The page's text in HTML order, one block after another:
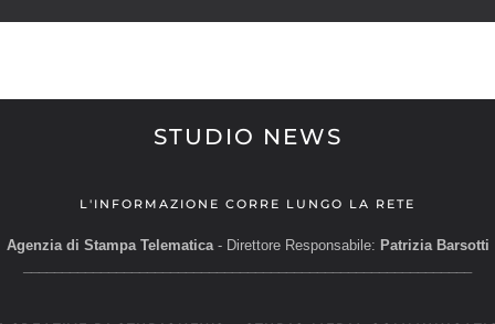
STUDIO NEWS
L'INFORMAZIONE CORRE LUNGO LA RETE
Agenzia di Stampa Telematica- Direttore Responsabile: Patrizia Barsotti